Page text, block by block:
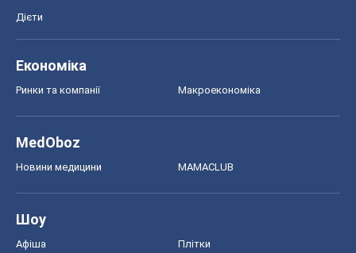
Дієти
Економіка
Ринки та компанії Макроекономіка
MedOboz
Новини медицини MAMACLUB
Шоу
Афіша Плітки